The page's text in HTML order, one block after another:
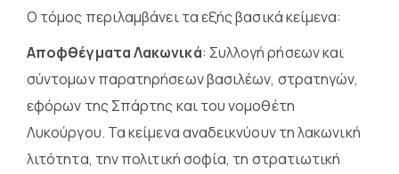
Ο τόμος περιλαμβάνει τα εξής βασικά κείμενα:
Αποφθέγματα Λακωνικά: Συλλογή ρήσεων και
σύντομων παρατηρήσεων βασιλέων, στρατηγών,
εφόρων της Σπάρτης και του νομοθέτη
Λυκούργου. Τα κείμενα αναδεικνύουν τη λακωνική
λιτότητα, την πολιτική σοφία, τη στρατιωτική